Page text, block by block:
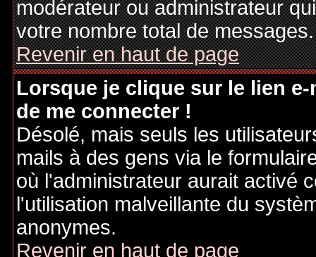
modérateur ou administrateur
votre nombre total de messages.
Revenir en haut de page
Lorsque je clique sur le lien
de me connecter !
Désolé, mais seuls les
mails à des gens via le
où l'administrateur aurait activé
l'utilisation malveillante du
anonymes.
Revenir en haut de page